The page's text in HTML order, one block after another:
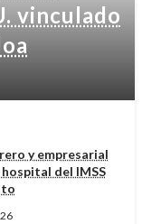
vinculado
y empresarial
del IMSS